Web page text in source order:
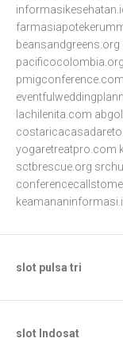
beansandgreens.org
pacificocolombia.org
pmigconference.com
lachilenita.com
yogaretreatpro.com
sctbrescue.org
slot pulsa tri
slot Indosat